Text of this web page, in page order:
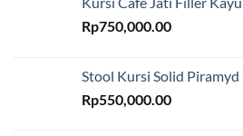
Rp750,000.00
Stool Kursi Solid
Rp550,000.00